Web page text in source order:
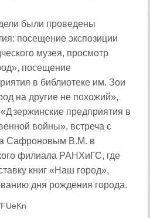
были проведены
посещение экспозиции
музея, просмотр
посещение
в библиотеке им. Зои
на другие не похожий»,
предприятия в
войны», встреча с
Сафроновым В.М. в
филиала РАНХиГС, где
книг «Наш город»,
дня рождения города.